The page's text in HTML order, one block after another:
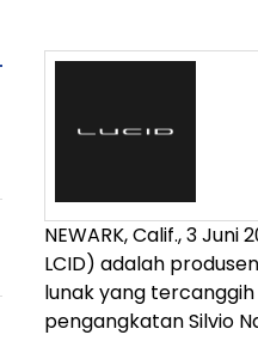
NEWARK, Calif.,3 Juni
LCID) adalah
lunak yang tercanggih
pengangkatan Silvio